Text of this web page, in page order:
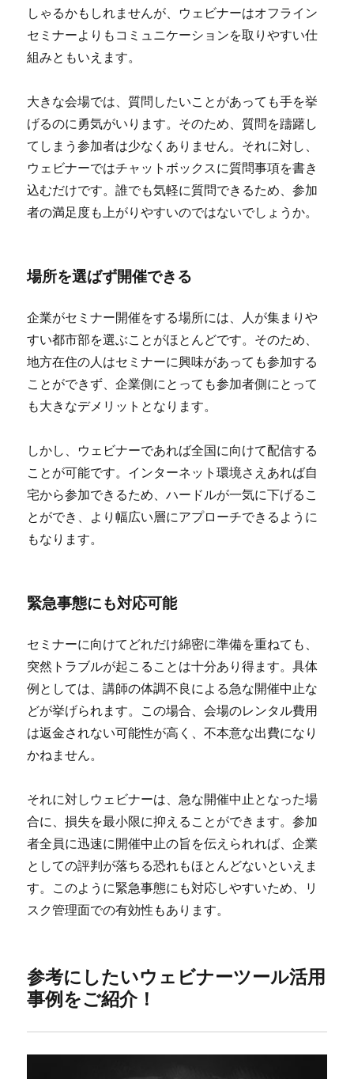
しゃるかもしれませんが、ウェビナーはオフライン
セミナーよりもコミュニケーションを取りやすい仕
組みともいえます。
大きな会場では、質問したいことがあっても手を挙
げるのに勇気がいります。そのため、質問を躊躇し
てしまう参加者は少なくありません。それに対し、
ウェビナーではチャットボックスに質問事項を書き
込むだけです。誰でも気軽に質問できるため、参加
者の満足度も上がりやすいのではないでしょうか。
場所を選ばず開催できる
企業がセミナー開催をする場所には、人が集まりや
すい都市部を選ぶことがほとんどです。そのため、
地方在住の人はセミナーに興味があっても参加する
ことができず、企業側にとっても参加者側にとって
も大きなデメリットとなります。
しかし、ウェビナーであれば全国に向けて配信する
ことが可能です。インターネット環境さえあれば自
宅から参加できるため、ハードルが一気に下げるこ
とができ、より幅広い層にアプローチできるように
もなります。
緊急事態にも対応可能
セミナーに向けてどれだけ綿密に準備を重ねても、
突然トラブルが起こることは十分あり得ます。具体
例としては、講師の体調不良による急な開催中止な
どが挙げられます。この場合、会場のレンタル費用
は返金されない可能性が高く、不本意な出費になり
かねません。
それに対しウェビナーは、急な開催中止となった場
合に、損失を最小限に抑えることができます。参加
者全員に迅速に開催中止の旨を伝えられれば、企業
としての評判が落ちる恐れもほとんどないといえま
す。このように緊急事態にも対応しやすいため、リ
スク管理面での有効性もあります。
参考にしたいウェビナーツール活用
事例をご紹介！